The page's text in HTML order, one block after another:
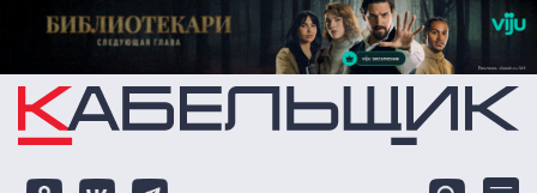
Перейти к основному содержанию